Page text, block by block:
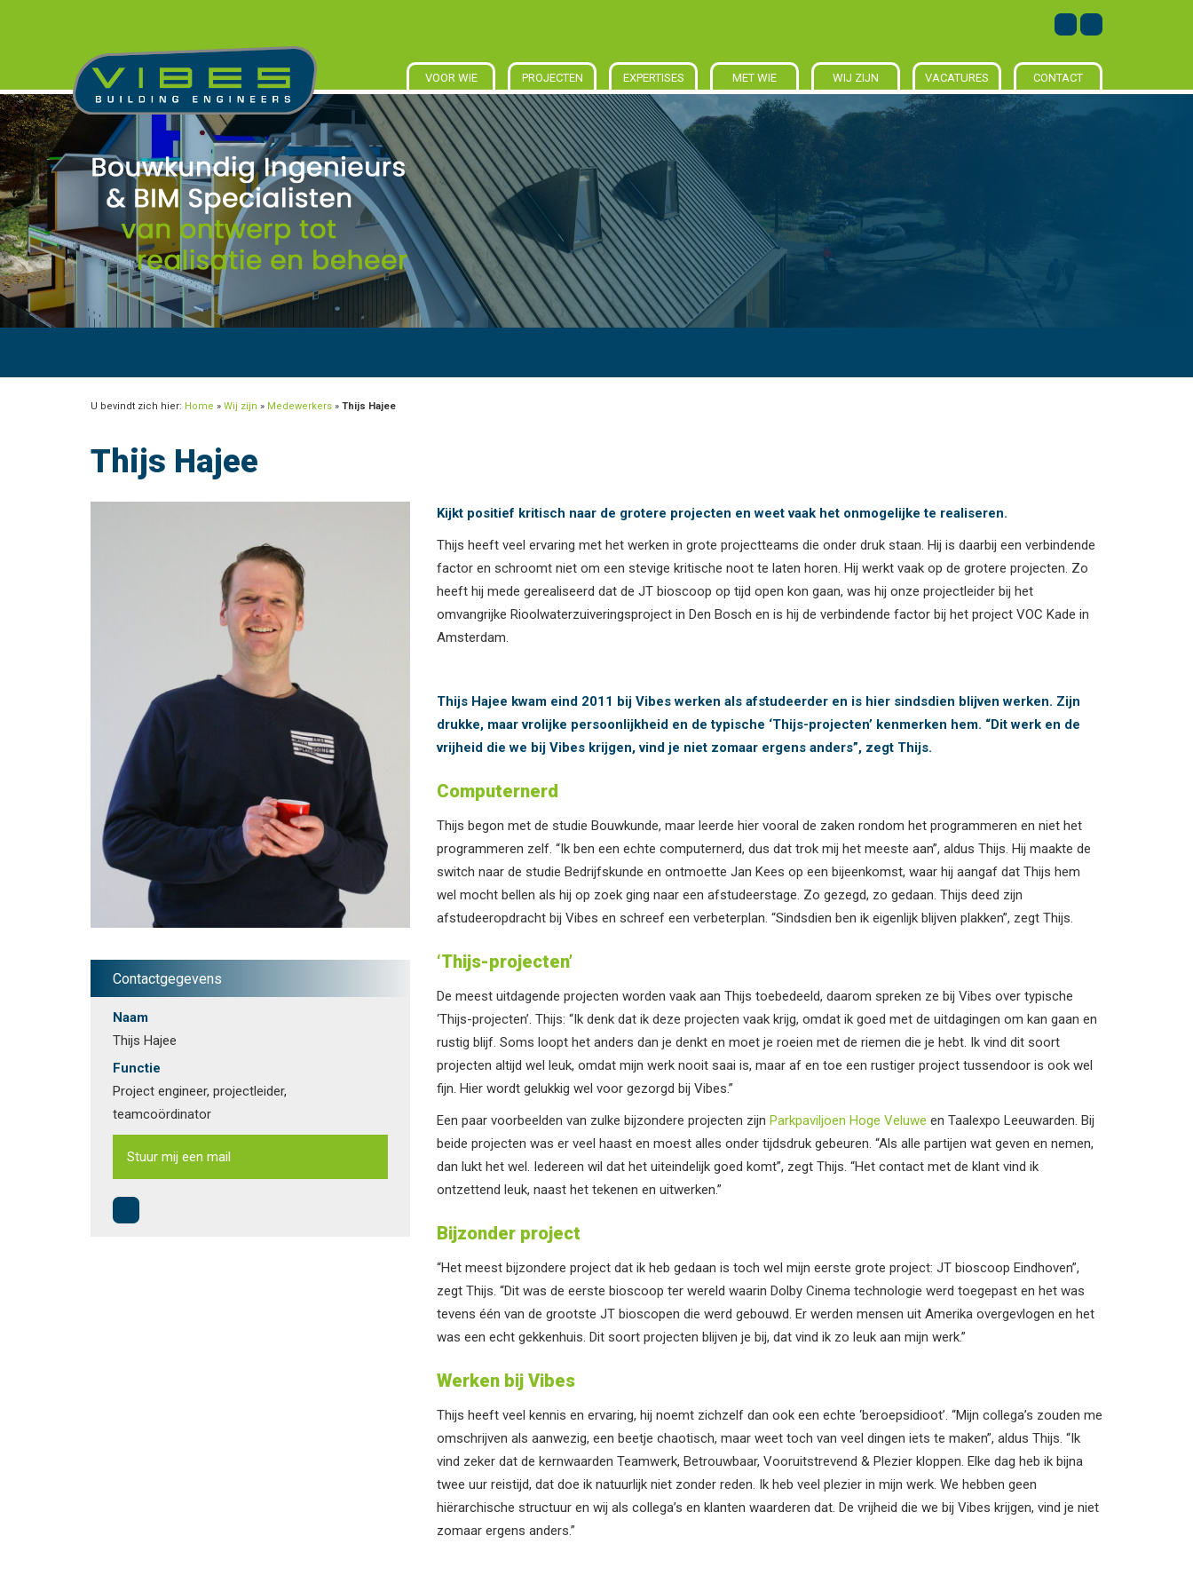
VOOR WIE PROJECTEN EXPERTISES MET WIE WIJ ZIJN VACATURES CONTACT
U bevindt zich hier: Home » Wij zijn » Medewerkers » Thijs Hajee
Thijs Hajee
Contactgegevens
Naam
Thijs Hajee
Functie
Project engineer, projectleider,
teamcoördinator
Stuur mij een mail
Kijkt positief kritisch naar de grotere projecten en weet vaak het onmogelijke te realiseren.
Thijs heeft veel ervaring met het werken in grote projectteams die onder druk staan. Hij is daarbij een verbindende
factor en schroomt niet om een stevige kritische noot te laten horen. Hij werkt vaak op de grotere projecten. Zo
heeft hij mede gerealiseerd dat de JT bioscoop op tijd open kon gaan, was hij onze projectleider bij het
omvangrijke Rioolwaterzuiveringsproject in Den Bosch en is hij de verbindende factor bij het project VOC Kade in
Amsterdam.
Thijs Hajee kwam eind 2011 bij Vibes werken als afstudeerder en is hier sindsdien blijven werken. Zijn
drukke, maar vrolijke persoonlijkheid en de typische ‘Thijs-projecten’ kenmerken hem. “Dit werk en de
vrijheid die we bij Vibes krijgen, vind je niet zomaar ergens anders”, zegt Thijs.
Computernerd
Thijs begon met de studie Bouwkunde, maar leerde hier vooral de zaken rondom het programmeren en niet het
programmeren zelf. “Ik ben een echte computernerd, dus dat trok mij het meeste aan”, aldus Thijs. Hij maakte de
switch naar de studie Bedrijfskunde en ontmoette Jan Kees op een bijeenkomst, waar hij aangaf dat Thijs hem
wel mocht bellen als hij op zoek ging naar een afstudeerstage. Zo gezegd, zo gedaan. Thijs deed zijn
afstudeeropdracht bij Vibes en schreef een verbeterplan. “Sindsdien ben ik eigenlijk blijven plakken”, zegt Thijs.
‘Thijs-projecten’
De meest uitdagende projecten worden vaak aan Thijs toebedeeld, daarom spreken ze bij Vibes over typische
‘Thijs-projecten’. Thijs: “Ik denk dat ik deze projecten vaak krijg, omdat ik goed met de uitdagingen om kan gaan en
rustig blijf. Soms loopt het anders dan je denkt en moet je roeien met de riemen die je hebt. Ik vind dit soort
projecten altijd wel leuk, omdat mijn werk nooit saai is, maar af en toe een rustiger project tussendoor is ook wel
fijn. Hier wordt gelukkig wel voor gezorgd bij Vibes.”
Een paar voorbeelden van zulke bijzondere projecten zijn Parkpaviljoen Hoge Veluwe en Taalexpo Leeuwarden. Bij
beide projecten was er veel haast en moest alles onder tijdsdruk gebeuren. “Als alle partijen wat geven en nemen,
dan lukt het wel. Iedereen wil dat het uiteindelijk goed komt”, zegt Thijs. “Het contact met de klant vind ik
ontzettend leuk, naast het tekenen en uitwerken.”
Bijzonder project
“Het meest bijzondere project dat ik heb gedaan is toch wel mijn eerste grote project: JT bioscoop Eindhoven”,
zegt Thijs. “Dit was de eerste bioscoop ter wereld waarin Dolby Cinema technologie werd toegepast en het was
tevens één van de grootste JT bioscopen die werd gebouwd. Er werden mensen uit Amerika overgevlogen en het
was een echt gekkenhuis. Dit soort projecten blijven je bij, dat vind ik zo leuk aan mijn werk.”
Werken bij Vibes
Thijs heeft veel kennis en ervaring, hij noemt zichzelf dan ook een echte ‘beroepsidioot’. “Mijn collega’s zouden me
omschrijven als aanwezig, een beetje chaotisch, maar weet toch van veel dingen iets te maken”, aldus Thijs. “Ik
vind zeker dat de kernwaarden Teamwerk, Betrouwbaar, Vooruitstrevend & Plezier kloppen. Elke dag heb ik bijna
twee uur reistijd, dat doe ik natuurlijk niet zonder reden. Ik heb veel plezier in mijn werk. We hebben geen
hiërarchische structuur en wij als collega’s en klanten waarderen dat. De vrijheid die we bij Vibes krijgen, vind je niet
zomaar ergens anders.”